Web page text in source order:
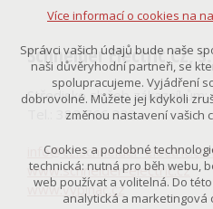
Schneider Electric CZ,
Středisko služeb zákazníkům:
Tel.: 382 766 333
info@cz.schneider-
www.schneider-electric.cz
www.vypinac.cz
marketingová cookies
Více informací o cookies na
Odmítnout vše
Více informací o cookies na
Správci vašich údajů bude naše
naši důvěryhodní partneři, se
spolupracujeme. Vyjádření
dobrovolné. Můžete jej kdykoli
změnou nastavení vašich
Cookies a podobné
technická: nutná pro běh webu,
web používat a volitelná. Do
analytická a marketingová